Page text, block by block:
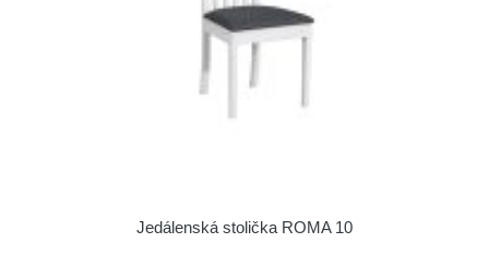
Jedálenská stolička ROMA 10